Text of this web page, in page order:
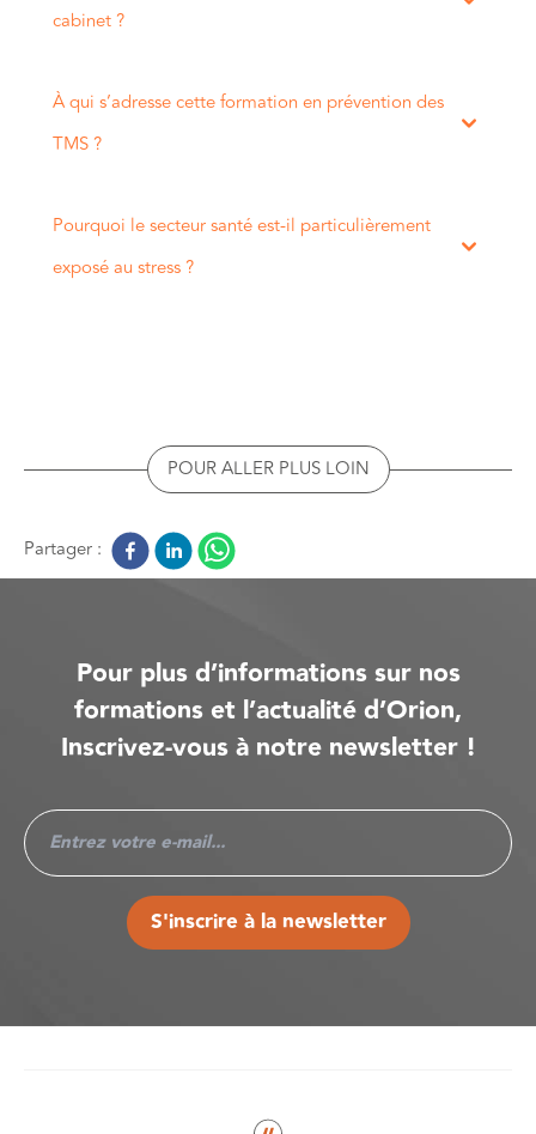
cabinet ?
À qui s’adresse cette formation en prévention des
TMS ?
Pourquoi le secteur santé est-il particulièrement
exposé au stress ?
POUR ALLER PLUS LOIN
Partager :
Pour plus d’informations sur nos
formations et l’actualité d’Orion,
Inscrivez-vous à notre newsletter !
S'inscrire à la newsletter